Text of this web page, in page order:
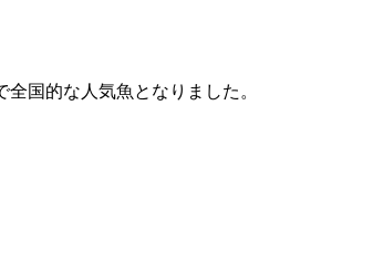
国的な人気魚となりました。